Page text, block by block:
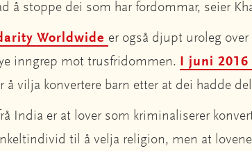
å stoppe dei som har fordommar, seier
Worldwide er også djupt uroleg
inngrep mot trusfridommen. I juni 2016
å vilja konvertere barn etter at dei hadde
India er at lover som kriminaliserer
til å velja religion, men at